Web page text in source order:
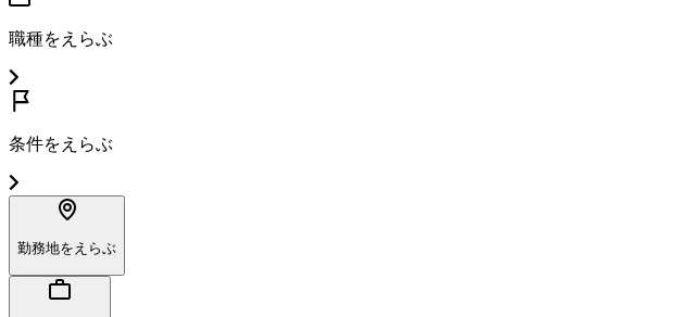
職種をえらぶ
条件をえらぶ
勤務地をえらぶ